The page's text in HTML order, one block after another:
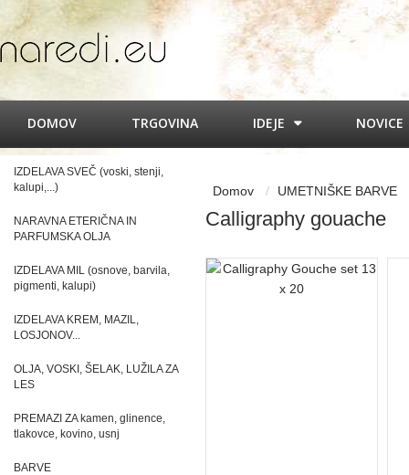
DOMOV TRGOVINA IDEJE NOVICE
IZDELAVA SVEČ (voski, stenji,
kalupi,...)
NARAVNA ETERIČNA IN
PARFUMSKA OLJA
IZDELAVA MIL (osnove, barvila,
pigmenti, kalupi)
IZDELAVA KREM, MAZIL,
LOSJONOV...
OLJA, VOSKI, ŠELAK, LUŽILA ZA
LES
PREMAZI ZA kamen, glinence,
tlakovce, kovino, usnj
BARVE
Domov UMETNIŠKE BARVE
Calligraphy gouache